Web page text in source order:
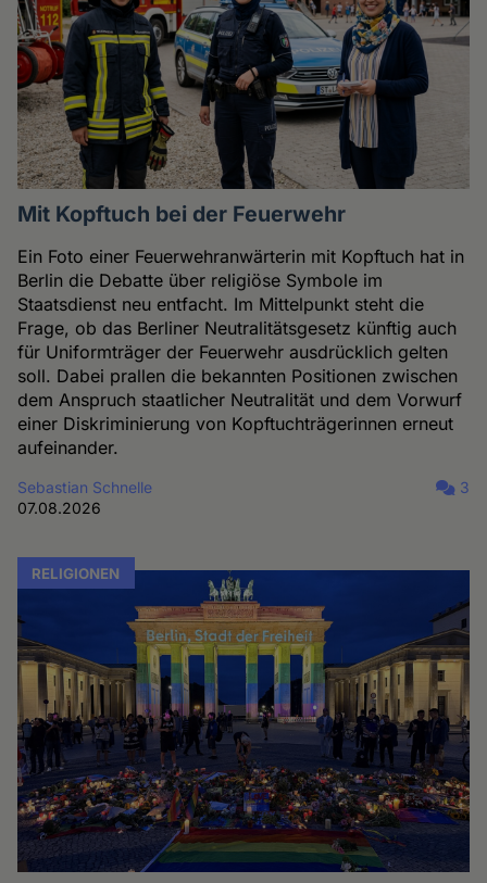
Mit Kopftuch bei der Feuerwehr
Ein Foto einer Feuerwehranwärterin mit Kopftuch hat in
Berlin die Debatte über religiöse Symbole im
Staatsdienst neu entfacht. Im Mittelpunkt steht die
Frage, ob das Berliner Neutralitätsgesetz künftig auch
für Uniformträger der Feuerwehr ausdrücklich gelten
soll. Dabei prallen die bekannten Positionen zwischen
dem Anspruch staatlicher Neutralität und dem Vorwurf
einer Diskriminierung von Kopftuchträgerinnen erneut
aufeinander.
Sebastian Schnelle
07.08.2026
3
RELIGIONEN